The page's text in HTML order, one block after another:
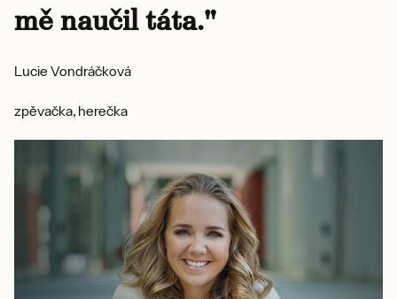
mě naučil táta."
Lucie Vondráčková
zpěvačka, herečka